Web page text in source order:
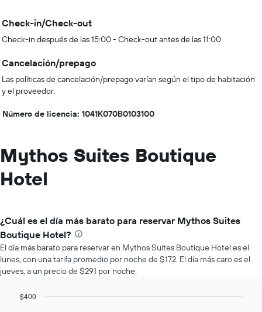
Check-in/Check-out
Check-in después de las 15:00 - Check-out antes de las 11:00
Cancelación/prepago
Las políticas de cancelación/prepago varían según el tipo de habitación
y el proveedor.
Número de licencia: 1041Κ070Β0103100
Mythos Suites Boutique
Hotel
¿Cuál es el día más barato para reservar Mythos Suites
Boutique Hotel?
El día más barato para reservar en Mythos Suites Boutique Hotel es el
lunes, con una tarifa promedio por noche de $172. El día más caro es el
jueves, a un precio de $291 por noche.
$400